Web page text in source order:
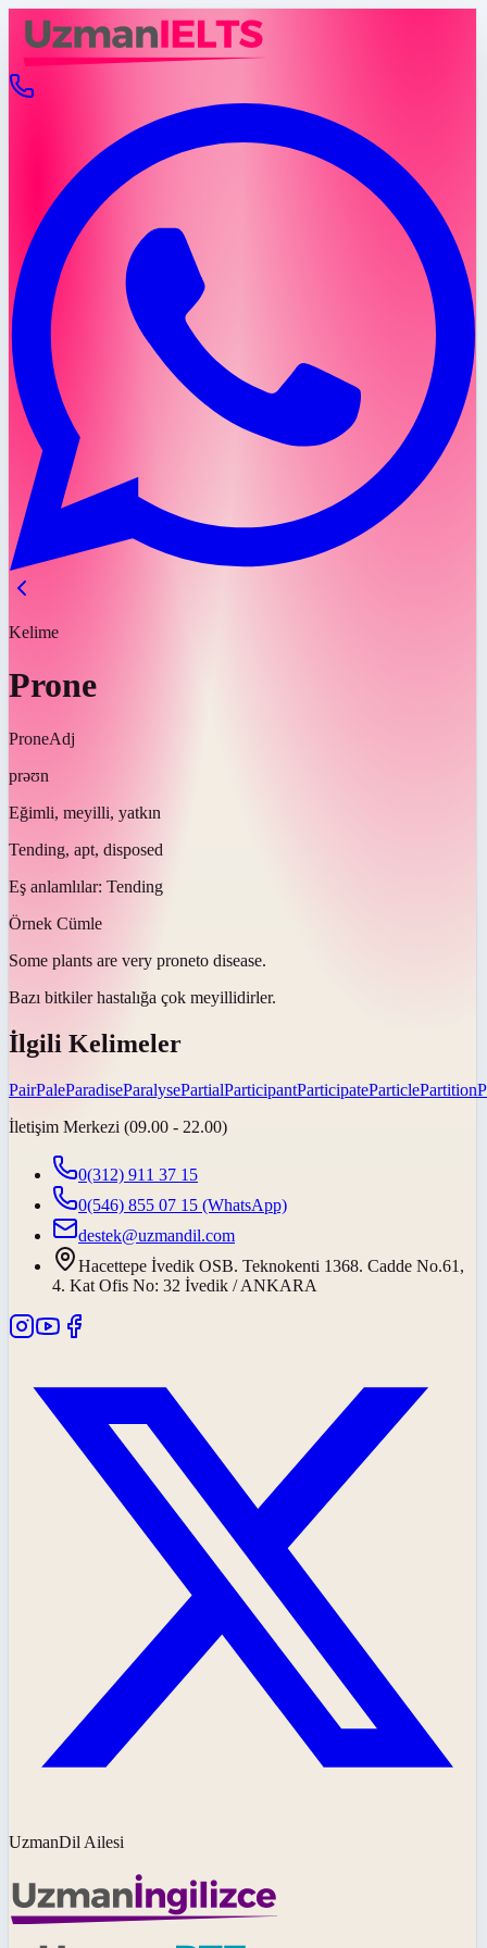
Kelime
Prone
ProneAdj
prəʊn
Eğimli, meyilli, yatkın
Tending, apt, disposed
Eş anlamlılar: Tending
Örnek Cümle
Some plants are very proneto disease.
Bazı bitkiler hastalığa çok meyillidirler.
İlgili Kelimeler
PairPaleParadiseParalysePartialParticipantParticipateParticlePartition
İletişim Merkezi (09.00 - 22.00)
0(312) 911 37 15
0(546) 855 07 15 (WhatsApp)
destek@uzmandil.com
Hacettepe İvedik OSB. Teknokenti 1368. Cadde No.61,
4. Kat Ofis No: 32 İvedik / ANKARA
UzmanDil Ailesi